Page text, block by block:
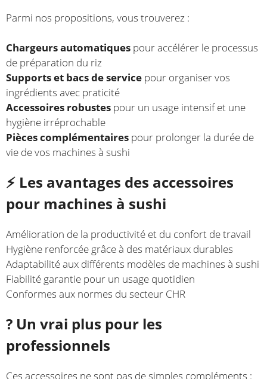
Parmi nos propositions, vous trouverez :
Chargeurs automatiques pour accélérer le processus
de préparation du riz
Supports et bacs de service pour organiser vos
ingrédients avec praticité
Accessoires robustes pour un usage intensif et une
hygiène irréprochable
Pièces complémentaires pour prolonger la durée de
vie de vos machines à sushi
⚡ Les avantages des accessoires
pour machines à sushi
Amélioration de la productivité et du confort de travail
Hygiène renforcée grâce à des matériaux durables
Adaptabilité aux différents modèles de machines à sushi
Fiabilité garantie pour un usage quotidien
Conformes aux normes du secteur CHR
?️ Un vrai plus pour les
professionnels
Ces accessoires ne sont pas de simples compléments :